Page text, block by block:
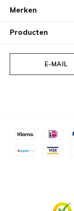
Merken
Producten
E-MAIL